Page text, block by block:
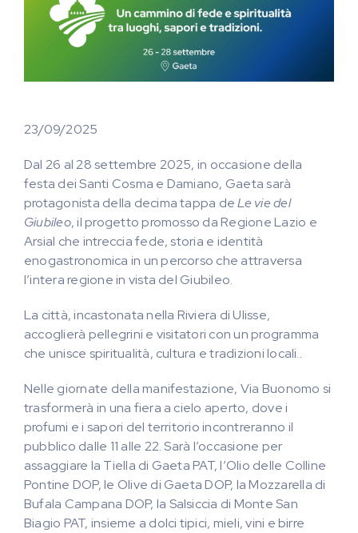
23/09/2025
Dal 26 al 28 settembre 2025, in occasione della
festa dei Santi Cosma e Damiano, Gaeta sarà
protagonista della decima tappa deLe vie del
Giubileo, il progetto promosso da Regione Lazio e
Arsial che intreccia fede, storia e identità
enogastronomica in un percorso che attraversa
l’intera regione in vista del Giubileo.
La città, incastonata nella Riviera di Ulisse,
accoglierà pellegrini e visitatori con un programma
che unisce spiritualità, cultura e tradizioni locali..
Nelle giornate della manifestazione, Via Buonomo si
trasformerà in una fiera a cielo aperto, dove i
profumi e i sapori del territorio incontreranno il
pubblico dalle 11 alle 22. Sarà l’occasione per
assaggiare la Tiella di Gaeta PAT, l’Olio delle Colline
Pontine DOP, le Olive di Gaeta DOP, la Mozzarella di
Bufala Campana DOP, la Salsiccia di Monte San
Biagio PAT, insieme a dolci tipici, mieli, vini e birre